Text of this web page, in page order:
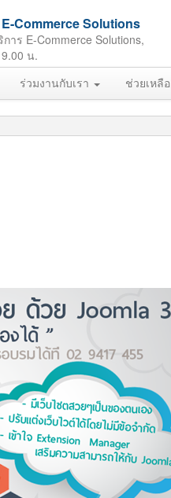
Commerce Solutions
ร E-Commerce Solutions,
น.
ร่วมงานกับเรา ช่วยเหลือ